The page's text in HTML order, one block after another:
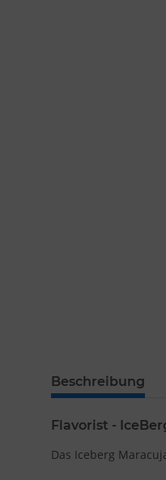
Beschreibung
Flavorist -
Das Iceberg